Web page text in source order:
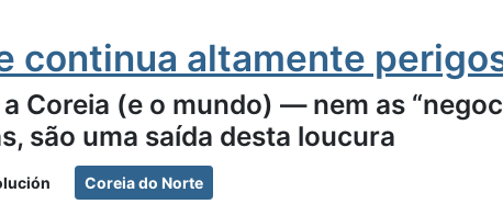
continua altamente
Coreia (e o mundo) — nem as
são uma saída desta loucura
Coreia do Norte